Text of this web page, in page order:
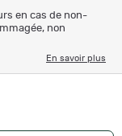
en cas de non-
non
En savoir plus